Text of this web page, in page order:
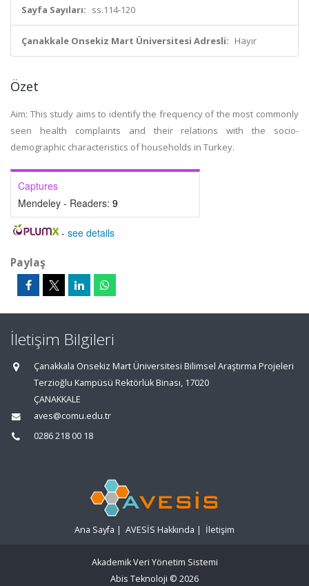
Sayfa Sayıları: ss.114-120
Çanakkale Onsekiz Mart Üniversitesi Adresli: Hayır
Özet
Aim: This study aims to identify the frequency of the most commonly
seen health complaints and their relations with the socio-
demographic characteristics of households in Turkey.
Captures
Mendeley - Readers: 9
- see details
Paylaş
İletişim Bilgileri
Çanakkala Onsekiz Mart Üniversitesi Bilimsel Araştırma Projeleri
Terzioğlu Kampüsü Rektörlük Binası, 17020
ÇANAKKALE
aves@comu.edu.tr
0286 218 00 18
Ana Sayfa | AVESİS Hakkında | İletişim
Akademik Veri Yönetim Sistemi
Abis Teknoloji © 2026